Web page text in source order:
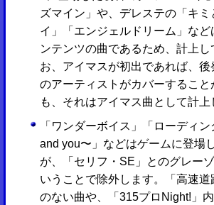
ズマイン」や、デレステの「キミ
イ」「エンジェルドリーム」など
ンテンツの曲であるため、計上
お、アイマスが初出であれば、
のアーティストがカバーすること
も、それはアイマス曲として計上
「ワンダーボイス」「ローディ
and you〜」などはゲームに登場
が、「セリフ・SE」とのグレー
いうことで除外します。「高速道
のない曲や、「315プロNight!」